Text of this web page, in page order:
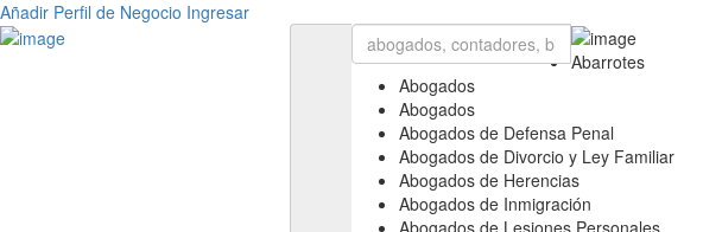
Añadir Perfil de Negocio Ingresar
Abarrotes
Abogados
Abogados
Abogados de Defensa Penal
Abogados de Divorcio y Ley Familiar
Abogados de Herencias
Abogados de Inmigración